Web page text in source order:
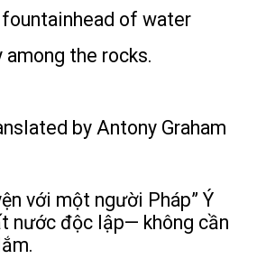
of water
among the rocks.
by Antony Graham
với một người Pháp” Ý
nước độc lập— không cần